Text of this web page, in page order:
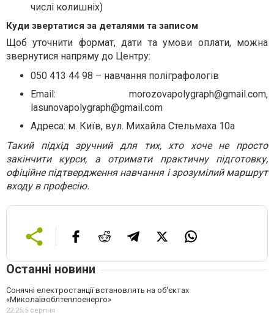
числі колишніх)
Куди звертатися за деталями та записом
Щоб уточнити формат, дати та умови оплати, можна
звернутися напряму до Центру:
050 413 44 98 – навчання поліграфологів
Email: morozovapolygraph@gmail.com,
lasunovapolygraph@gmail.com
Адреса: м. Київ, вул. Михайла Стельмаха 10а
Такий підхід зручний для тих, хто хоче не просто
закінчити курси, а отримати практичну підготовку,
офіційне підтвердження навчання і зрозумілий маршрут
входу в професію.
Останні новини
Сонячні електростанції встановлять на об'єктах
«Миколаївоблтеплоенерго»
22:25,5 серпня